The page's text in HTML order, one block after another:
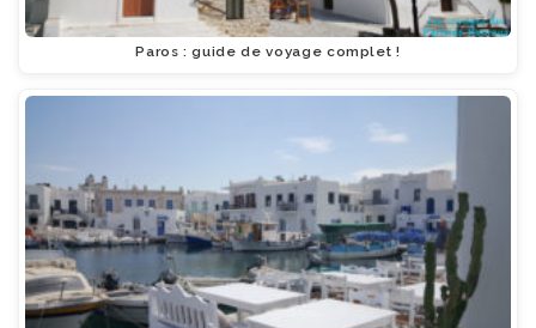
Paros : guide de voyage complet !